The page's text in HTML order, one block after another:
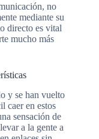
no
mediante su
directo es vital
mucho más
y se han vuelto
caer en estos
sensación de
a la gente a